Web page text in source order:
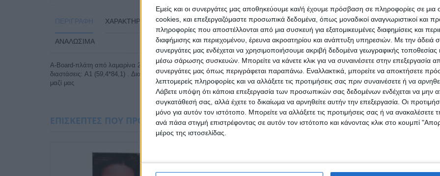
Εμείς και οι συνεργάτες μας αποθηκεύουμε και/ή έχουμε πρόσβαση σε πληροφορίες σε
cookies, και επεξεργαζόμαστε προσωπικά δεδομένα, όπως μοναδικοί αναγνωριστικοί και
πληροφορίες που αποστέλλονται από μια συσκευή για εξατομικευμένες διαφημίσεις και
διαφήμισης και περιεχομένου, έρευνα ακροατηρίου και ανάπτυξη υπηρεσιών. Με την άδειά
συνεργάτες μας ενδέχεται να χρησιμοποιήσουμε ακριβή δεδομένα γεωγραφικής τοποθεσίας
μέσω σάρωσης συσκευών. Μπορείτε να κάνετε κλικ για να συναινέσετε στην επεξεργασία
συνεργάτες μας όπως περιγράφεται παραπάνω. Εναλλακτικά, μπορείτε να αποκτήσετε
λεπτομερείς πληροφορίες και να αλλάξετε τις προτιμήσεις σας πριν συναινέσετε ή να
Λάβετε υπόψη ότι κάποια επεξεργασία των προσωπικών σας δεδομένων ενδέχεται να μην
συγκατάθεσή σας, αλλά έχετε το δικαίωμα να αρνηθείτε αυτήν την επεξεργασία. Οι
μόνο για αυτόν τον ιστότοπο. Μπορείτε να αλλάξετε τις προτιμήσεις σας ή να ανακαλέσετε
ανά πάσα στιγμή επιστρέφοντας σε αυτόν τον ιστότοπο και κάνοντας κλικ στο κουμπί
μέρος της ιστοσελίδας.
ΠΕΡΙΓΡΑΦΉ ΧΑΡΑΚΤΗΡΙΣΤΙΚΆ ΑΡΧΕΊΑ ΦΥΛΛΆΔΙΟ ΚΑΤΑΣΚΕΥΑΣΤΉ ΔΙΑΘΕΣΙΜΌΤΗΤΑ ΤΡΌΠΟΙ
ΑΝΑΛΏΣΙΜΑ
A-Board-πλάτη από λαμαρίνα 25mm Rondo διπλής όψης,Rondo, προστατευτική ματ επιφάνεια PVC, κατάλληλο για εξωτερικό χώρο .
διαστάσεις: A1 (59,4*84,1) . Διαστάσεις Εκτύπωσης:2*A1 .Για πληροφορίες σχετικά με την εκτύπωση (μακέτα, υλικά εκτύπωσης)
μαζί μας
ΕΠΙΣΚΈΠΤΕΣ ΠΟΥ ΠΡΟΤΙΜΟΎΝ Ό,ΤΙ ΚΙ ΕΣΎ, ΒΛΈΠΟΥΝ ΕΠΊΣΗΣ